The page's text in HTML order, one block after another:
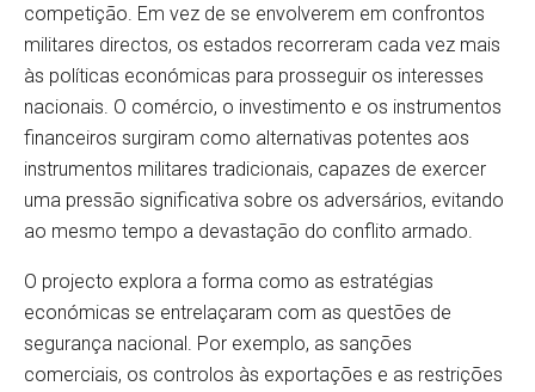
competição. Em vez de se envolverem em confrontos
militares directos, os estados recorreram cada vez mais
às políticas económicas para prosseguir os interesses
nacionais. O comércio, o investimento e os instrumentos
financeiros surgiram como alternativas potentes aos
instrumentos militares tradicionais, capazes de exercer
uma pressão significativa sobre os adversários, evitando
ao mesmo tempo a devastação do conflito armado.
O projecto explora a forma como as estratégias
económicas se entrelaçaram com as questões de
segurança nacional. Por exemplo, as sanções
comerciais, os controlos às exportações e as restrições